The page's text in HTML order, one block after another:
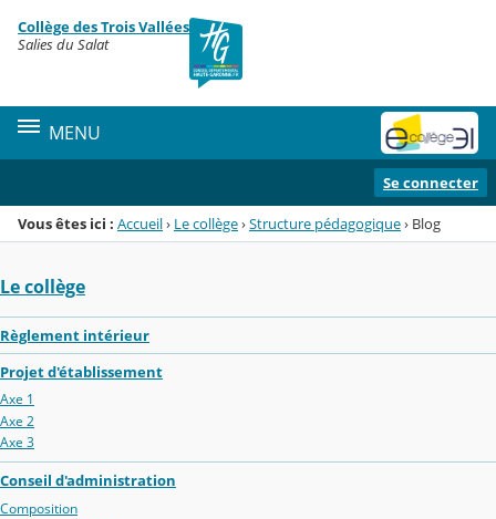
Menu de la rubrique
Contenu
Collège des Trois Vallées
Salies du Salat
MENU
Se connecter
Vous êtes ici : Accueil› Le collège›Structure pédagogique› Blog
Le collège
Règlement intérieur
Projet d'établissement
Axe 1
Axe 2
Axe 3
Conseil d'administration
Composition